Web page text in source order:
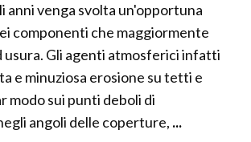
anni venga svolta un'opportuna
componenti che maggiormente
usura. Gli agenti atmosferici infatti
e minuziosa erosione su tetti e
modo sui punti deboli di
angoli delle coperture, ...